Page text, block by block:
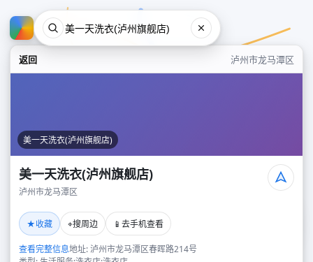
返回 泸州市龙马潭区
美一天洗衣(泸州旗舰店)
美一天洗衣(泸州旗舰店)
泸州市龙马潭区
★收藏 ⌖搜周边 📱 去手机查看
查看完整信息地址: 泸州市龙马潭区春晖路214号